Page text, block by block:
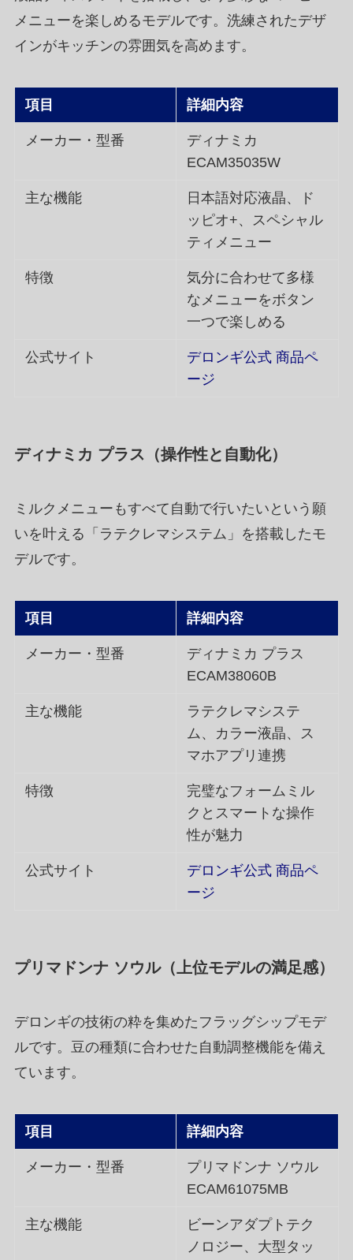
メニューを楽しめるモデルです。洗練されたデザ
インがキッチンの雰囲気を高めます。
項目 詳細内容
メーカー・型番
ディナミカ
ECAM35035W
主な機能
日本語対応液晶、ド
ッピオ+、スペシャル
ティメニュー
特徴
気分に合わせて多様
なメニューをボタン
一つで楽しめる
公式サイト
デロンギ公式 商品ペ
ージ
ディナミカ プラス（操作性と自動化）
ミルクメニューもすべて自動で行いたいという願
いを叶える「ラテクレマシステム」を搭載したモ
デルです。
項目 詳細内容
メーカー・型番
ディナミカ プラス
ECAM38060B
主な機能
ラテクレマシステ
ム、カラー液晶、ス
マホアプリ連携
特徴
完璧なフォームミル
クとスマートな操作
性が魅力
公式サイト
デロンギ公式 商品ペ
ージ
プリマドンナ ソウル（上位モデルの満足感）
デロンギの技術の粋を集めたフラッグシップモデ
ルです。豆の種類に合わせた自動調整機能を備え
ています。
項目 詳細内容
メーカー・型番
プリマドンナ ソウル
ECAM61075MB
主な機能
ビーンアダプトテク
ノロジー、大型タッ